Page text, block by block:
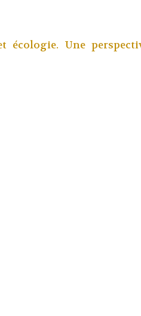
écologie. Une